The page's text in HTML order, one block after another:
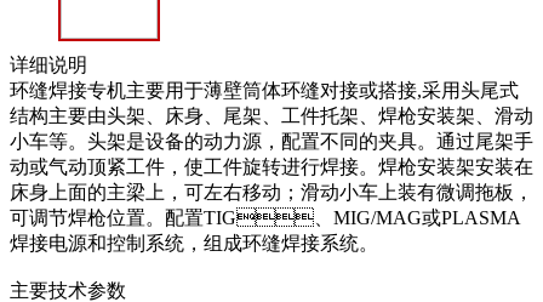
详细说明
环缝焊接专机主要用于薄壁筒体环缝对接或搭接,采用头尾式
结构主要由头架、床身、尾架、工件托架、焊枪安装架、滑动
小车等。头架是设备的动力源，配置不同的夹具。通过尾架手
动或气动顶紧工件，使工件旋转进行焊接。焊枪安装架安装在
床身上面的主梁上，可左右移动；滑动小车上装有微调拖板，
可调节焊枪位置。配置TIG、MIG/MAG或PLASMA
焊接电源和控制系统，组成环缝焊接系统。
主要技术参数